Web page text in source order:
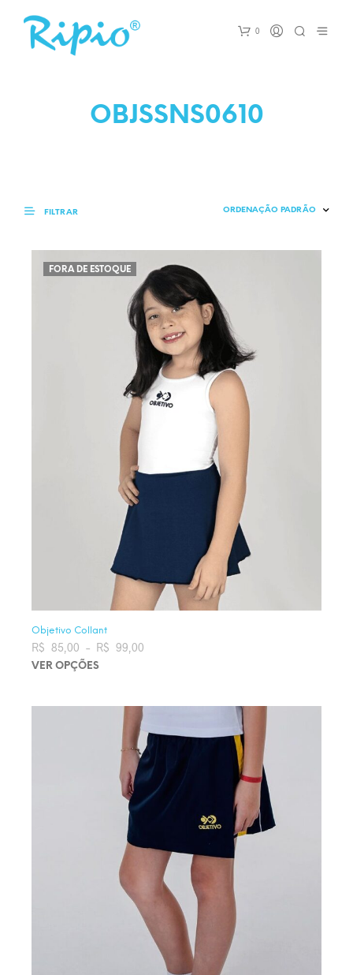
0
OBJSSNS0610
FILTRAR
FORA DE ESTOQUE
Objetivo Collant
R$ 85,00 – R$ 99,00Faixa de preço: R$ 85,00 através
R$ 99,00
VER OPÇÕES